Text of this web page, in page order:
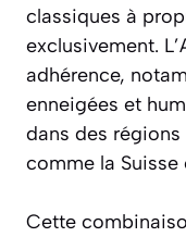
classiques à
exclusivement.
adhérence,
enneigées et
dans des
comme la Suisse
Cette